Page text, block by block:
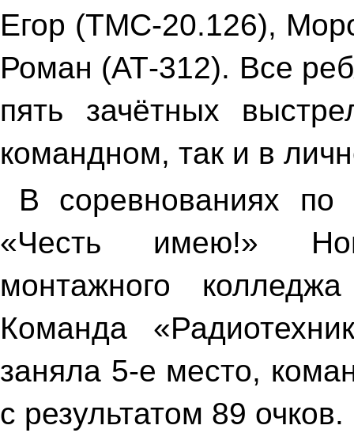
Егор (ТМС-20.126),
Роман (АТ-312). Все
пять зачётных
командном, так и в
В соревнованиях по
«Честь имею!»
монтажного
Команда
заняла 5-е место,
с результатом 89 очков.